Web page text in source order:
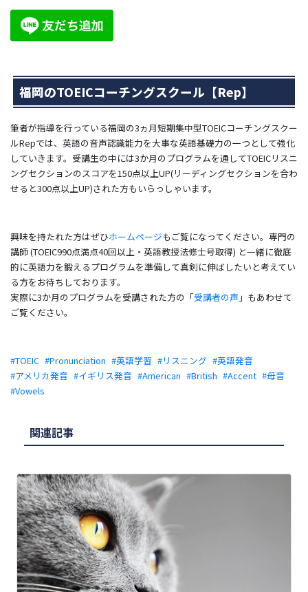
福岡のTOEICコーチングスクール【Rep】
筆者が指導を行っている福岡の3ヵ月短期集中型TOEICコーチングスクー
ルRepでは、英語の音声認識能力を大事な英語基礎力の一つとして強化
していきます。 受講生の中には3か月のプログラムを通してTOEICリスニ
ングセクションのスコアを150点以上UP(リーディングセクションを合わ
せると300点以上UP)された方もいらっしゃいます。
興味を持たれた方はぜひホームページもご覧になってください。 専門の
講師 (TOEIC990点満点40回以上・英語教授法修士号取得) と一緒に徹底
的に英語力を鍛えるプログラムを準備して真剣に伸ばしたいと考えてい
る方をお待ちしております。
実際に3か月のプログラムを受講された方の「受講者の声 」もあわせて
ご覧ください。
TOEIC Pronunciation 英語学習 リスニング
英語発音
アメリカ発音
イギリス発音 American British Accent
母音
Vowels
関連記事